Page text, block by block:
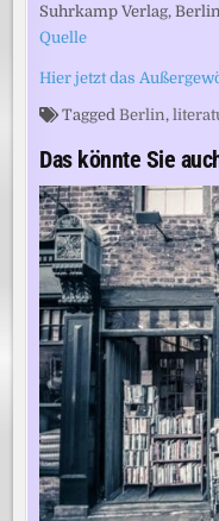
Suhrkamp Verlag,
Quelle
Hier jetzt das
Tagged Berlin,
Das könnte Sie